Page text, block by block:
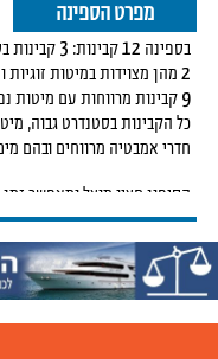
מפרט הספינה
בספינה 12 קבינות: 3 קבינות בסיפון העליון,
2 מהן מצוידות במיטות זוגיות ואחת עם מיטות נפרדות.
9 קבינות מרווחות עם מיטות נפרדות בסיפון התחתון.
כל הקבינות בסטנדרט גבוה,
חדרי אמבטיה מרווחים ובהם
הסיפון חציו מוצל ומאפשר זמן
נפלא לשיזוף כמו גם לזמן